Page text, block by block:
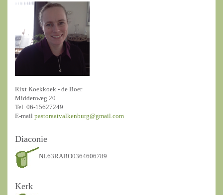
Rixt Koekkoek - de Boer
Middenweg 20
Tel 06-15627249
E-mail pastoraatvalkenburg@gmail.com
Diaconie
NL63RABO0364606789
Kerk